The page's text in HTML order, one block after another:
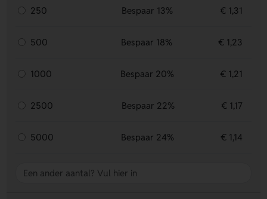
250 Bespaar 13% € 1,31
500 Bespaar 18% € 1,23
1000 Bespaar 20% € 1,21
2500 Bespaar 22% € 1,17
5000 Bespaar 24% € 1,14